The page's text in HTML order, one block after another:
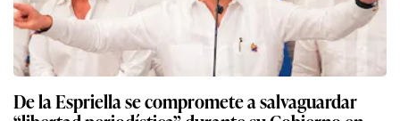
De la Espriella se compromete a salvaguardar